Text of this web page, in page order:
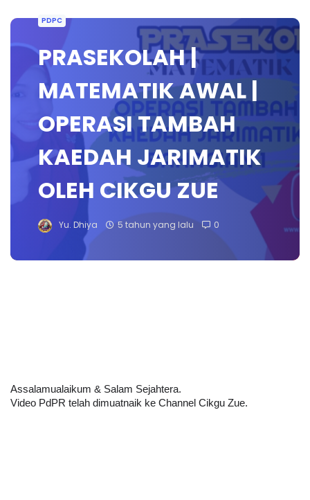
PDPC
PRASEKOLAH |
MATEMATIK AWAL |
OPERASI TAMBAH
KAEDAH JARIMATIK
OLEH CIKGU ZUE
Yu. Dhiya 5 tahun yang lalu 0
Assalamualaikum & Salam Sejahtera.
Video PdPR telah dimuatnaik ke Channel Cikgu Zue.